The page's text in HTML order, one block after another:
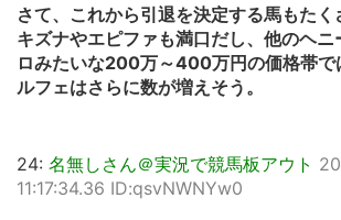
さて、これから引退を決定する馬もたく
キズナやエピファも満口だし、他のヘニ
ロみたいな200万～400万円の価格帯で
ルフェはさらに数が増えそう。
24: 名無しさん＠実況で競馬板アウト
11:17:34.36 ID:qsvNWNYw0